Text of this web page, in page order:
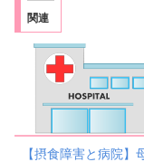
関連
【摂食障害と病院】